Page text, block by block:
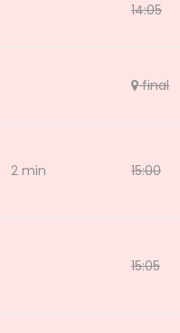
14:05
final
2 min 15:00
15:05